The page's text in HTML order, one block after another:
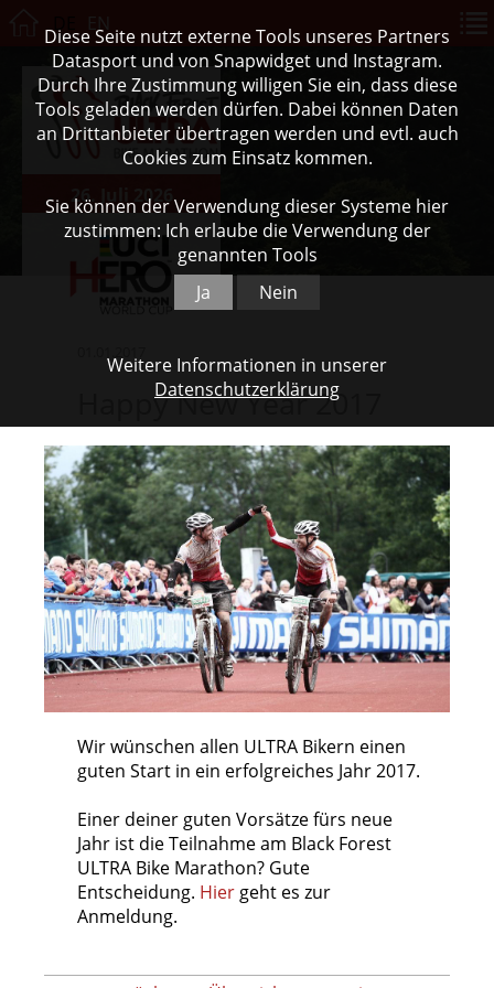
26. Juli 2026
Happy New Year 2017
Wir wünschen allen ULTRA Bikern einen
guten Start in ein erfolgreiches Jahr 2017.
Einer deiner guten Vorsätze fürs neue
Jahr ist die Teilnahme am Black Forest
ULTRA Bike Marathon? Gute
Entscheidung. Hier geht es zur
Anmeldung.
Diese Seite nutzt externe Tools unseres Partners
Datasport und von Snapwidget und Instagram.
Durch Ihre Zustimmung willigen Sie ein, dass diese
Tools geladen werden dürfen. Dabei können Daten
an Drittanbieter übertragen werden und evtl. auch
Cookies zum Einsatz kommen.
Sie können der Verwendung dieser Systeme hier
zustimmen: Ich erlaube die Verwendung der
genannten Tools
Ja
Nein
Weitere Informationen in unserer
Datenschutzerklärung